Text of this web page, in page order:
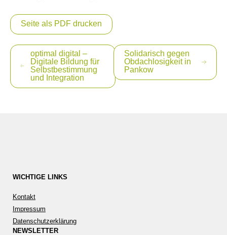
Seite als PDF drucken
Beitragsnavigation
optimal digital –
Digitale Bildung für
Selbstbestimmung
und Integration
Solidarisch gegen
Obdachlosigkeit in
Pankow
WICHTIGE LINKS
Kontakt
Impressum
Datenschutzerklärung
NEWSLETTER